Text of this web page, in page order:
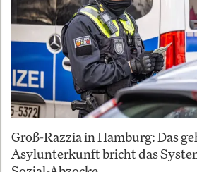
Groß-Razzia in Hamburg: Das
Asylunterkunft bricht das